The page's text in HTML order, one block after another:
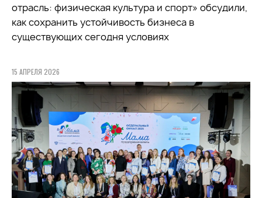
отрасль: физическая культура и спорт» обсудили,
как сохранить устойчивость бизнеса в
существующих сегодня условиях
15 АПРЕЛЯ 2026